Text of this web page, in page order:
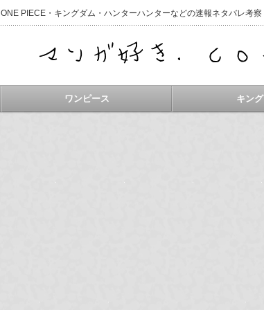
ONE PIECE・キングダム・ハンターハンターなどの速報ネタバレ考察
ワンピース キン